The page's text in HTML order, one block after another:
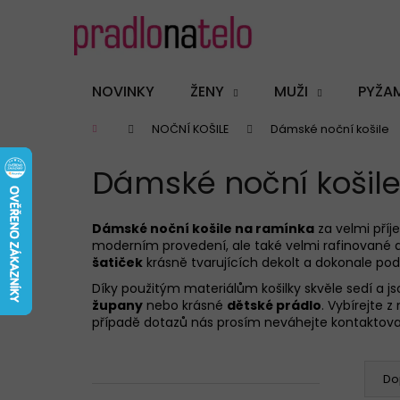
NOVINKY ŽENY MUŽI
Domů NOČNÍ KOŠILE Dámské noční košile
Dámské noční
Dámské noční košile na ramínka za velmi
moderním provedení, ale také velmi rafinované
šatiček krásně tvarujících dekolt a dokonale
Díky použitým materiálům košilky skvěle sedí a
župany nebo krásné dětské prádlo. Vybírejte
případě dotazů nás prosím neváhejte
Zpět
Zpět